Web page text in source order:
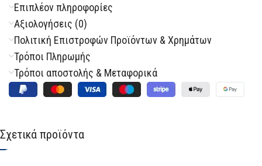
Επιπλέον πληροφορίες
Αξιολογήσεις (0)
Πολιτική Επιστροφών Προϊόντων & Χρημάτων
Τρόποι Πληρωμής
Τρόποι αποστολής & Μεταφορικά
Σχετικά προϊόντα